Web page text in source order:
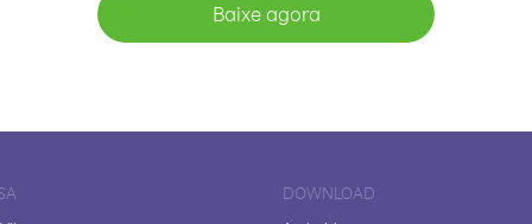
Baixe agora
DOWNLOAD